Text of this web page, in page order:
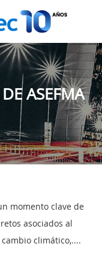
ASEFMA
momento clave de
asociados al
climático,....